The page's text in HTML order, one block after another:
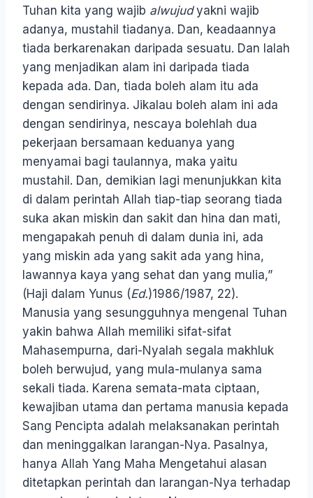
Tuhan kita yang wajib alwujudyakni wajib
adanya, mustahil tiadanya. Dan, keadaannya
tiada berkarenakan daripada sesuatu. Dan Ialah
yang menjadikan alam ini daripada tiada
kepada ada. Dan, tiada boleh alam itu ada
dengan sendirinya. Jikalau boleh alam ini ada
dengan sendirinya, nescaya bolehlah dua
pekerjaan bersamaan keduanya yang
menyamai bagi taulannya, maka yaitu
mustahil. Dan, demikian lagi menunjukkan kita
di dalam perintah Allah tiap-tiap seorang tiada
suka akan miskin dan sakit dan hina dan mati,
mengapakah penuh di dalam dunia ini, ada
yang miskin ada yang sakit ada yang hina,
lawannya kaya yang sehat dan yang mulia,”
(Haji dalam Yunus (Ed.)1986/1987, 22).
Manusia yang sesungguhnya mengenal Tuhan
yakin bahwa Allah memiliki sifat-sifat
Mahasempurna, dari-Nyalah segala makhluk
boleh berwujud, yang mula-mulanya sama
sekali tiada. Karena semata-mata ciptaan,
kewajiban utama dan pertama manusia kepada
Sang Pencipta adalah melaksanakan perintah
dan meninggalkan larangan-Nya. Pasalnya,
hanya Allah Yang Maha Mengetahui alasan
ditetapkan perintah dan larangan-Nya terhadap